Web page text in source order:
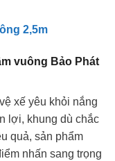
2,5m
vuông Bảo Phát
xế yêu khỏi nắng
lợi, khung dù chắc
quả, sản phẩm
nhấn sang trọng